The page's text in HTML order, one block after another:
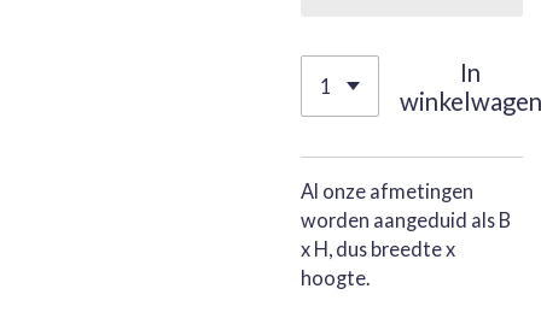
In
winkelwagen
Al onze afmetingen
worden aangeduid als B
x H, dus breedte x
hoogte.